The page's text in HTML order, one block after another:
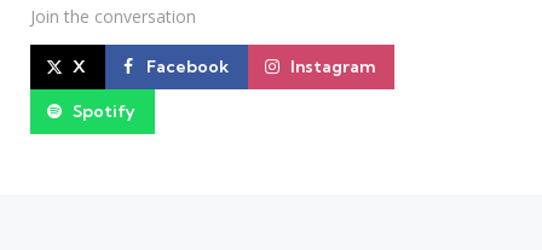
Join the conversation
X Facebook Instagram
Spotify